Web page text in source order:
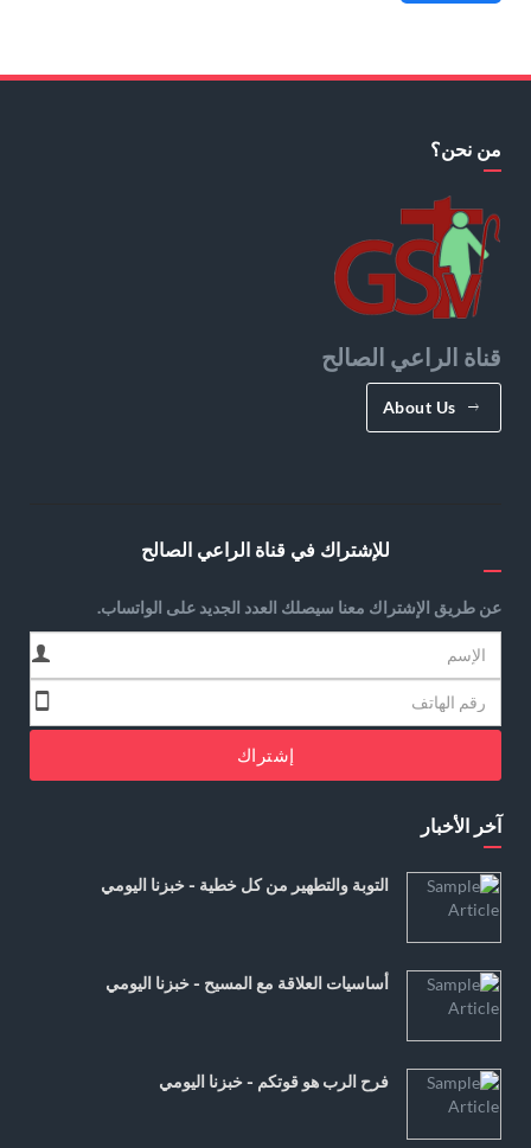
من نحن؟
قناة الراعي الصالح
About Us
للإشتراك في قناة الراعي الصالح
عن طريق الإشتراك معنا سيصلك العدد الجديد على الواتساب.
إشتراك
آخر الأخبار
التوبة والتطهير من كل خطية - خبزنا اليومي
أساسيات العلاقة مع المسيح - خبزنا اليومي
فرح الرب هو قوتكم - خبزنا اليومي